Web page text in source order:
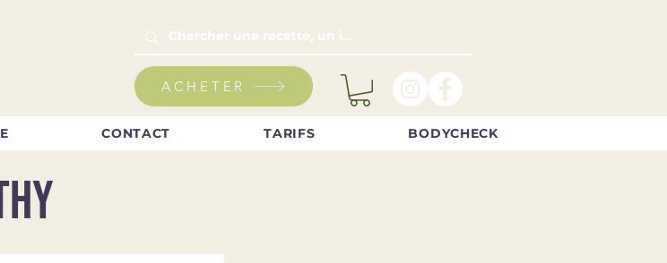
ACHETER
CONTACT TARIFS BODYCHECK